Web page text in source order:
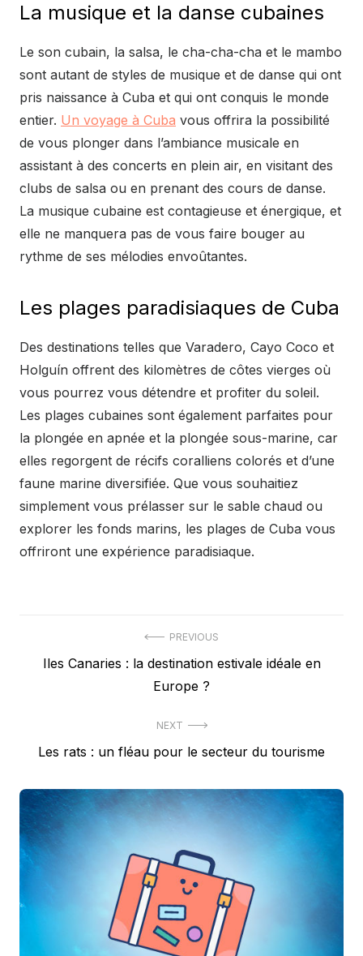
La musique et la danse cubaines
Le son cubain, la salsa, le cha-cha-cha et le mambo
sont autant de styles de musique et de danse qui ont
pris naissance à Cuba et qui ont conquis le monde
entier. Un voyage à Cuba vous offrira la possibilité
de vous plonger dans l’ambiance musicale en
assistant à des concerts en plein air, en visitant des
clubs de salsa ou en prenant des cours de danse.
La musique cubaine est contagieuse et énergique, et
elle ne manquera pas de vous faire bouger au
rythme de ses mélodies envoûtantes.
Les plages paradisiaques de Cuba
Des destinations telles que Varadero, Cayo Coco et
Holguín offrent des kilomètres de côtes vierges où
vous pourrez vous détendre et profiter du soleil.
Les plages cubaines sont également parfaites pour
la plongée en apnée et la plongée sous-marine, car
elles regorgent de récifs coralliens colorés et d’une
faune marine diversifiée. Que vous souhaitiez
simplement vous prélasser sur le sable chaud ou
explorer les fonds marins, les plages de Cuba vous
offriront une expérience paradisiaque.
navigation
PREVIOUS
Previous
Iles Canaries : la destination estivale idéale en
Europe ?
NEXT
Next
Les rats : un fléau pour le secteur du tourisme